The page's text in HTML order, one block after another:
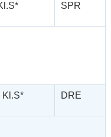
SPR
Kl.S* DRE